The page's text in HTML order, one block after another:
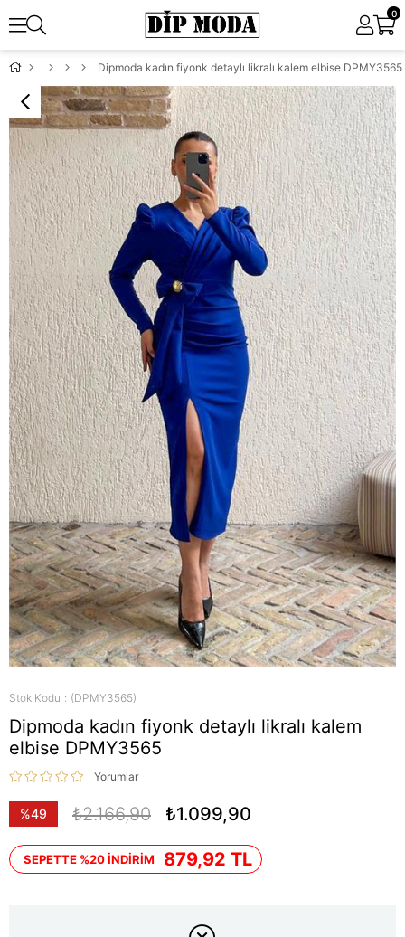
0
Dipmoda kadın fiyonk detaylı likralı kalem elbise DPMY3565
Stok Kodu (DPMY3565)
Dipmoda kadın fiyonk detaylı likralı kalem
elbise DPMY3565
Yorumlar
%49
₺2.166,90 ₺1.099,90
SEPETTE %20 İNDİRİM 879,92 TL